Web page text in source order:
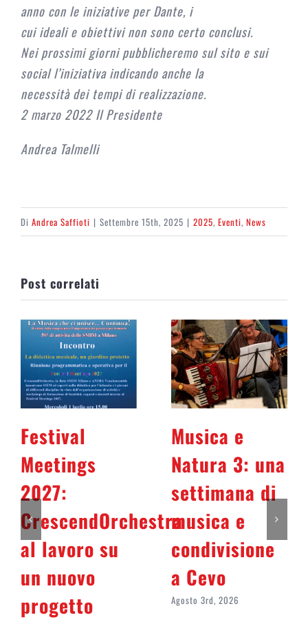
anno con le iniziative per Dante, i
cui ideali e obiettivi non sono certo conclusi.
Nei prossimi giorni pubblicheremo sul sito e sui
social l’iniziativa indicando anche la
necessità dei tempi di realizzazione.
2 marzo 2022 Il Presidente
Andrea Talmelli
Di Andrea Saffioti | Settembre 15th, 2025 | 2025, Eventi, News
Post correlati
Festival
Meetings
2027:
CrescendOrchestra
al lavoro su
un nuovo
progetto
Musica e
Natura 3: una
settimana di
musica e
condivisione
a Cevo
Agosto 3rd, 2026